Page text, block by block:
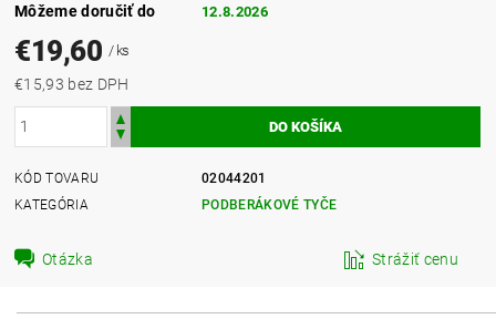
Môžeme doručiť do
12.8.2026
€19,60 / ks
€15,93 bez DPH
KÓD TOVARU
02044201
KATEGÓRIA
PODBERÁKOVÉ TYČE
Otázka Strážiť cenu